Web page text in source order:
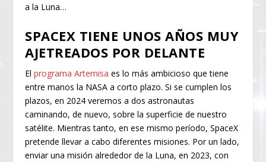
a la Luna…
SPACEX TIENE UNOS AÑOS MUY
AJETREADOS POR DELANTE
Elprograma Artemisa es lo más ambicioso que tiene
entre manos la NASA a corto plazo. Si se cumplen los
plazos, en 2024 veremos a dos astronautas
caminando, de nuevo, sobre la superficie de nuestro
satélite. Mientras tanto, en ese mismo período, SpaceX
pretende llevar a cabo diferentes misiones. Por un lado,
enviar una misión alrededor de la Luna, en 2023, con